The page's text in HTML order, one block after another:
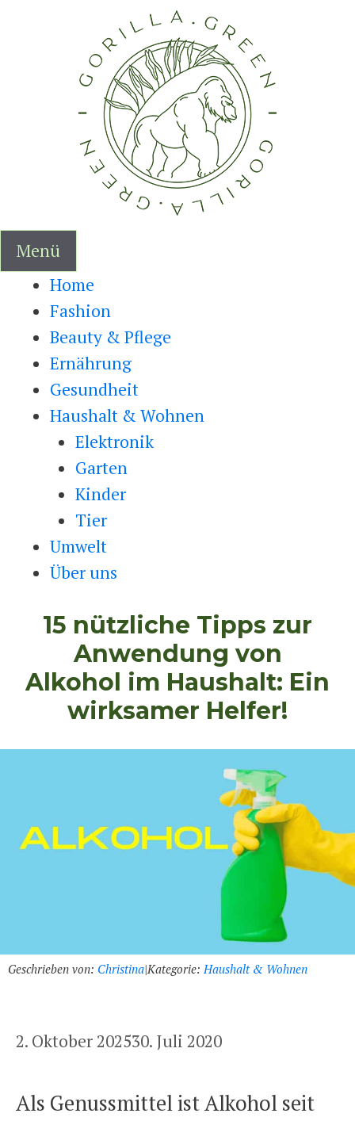
Menü
Home
Fashion
Beauty & Pflege
Ernährung
Gesundheit
Haushalt & Wohnen
Elektronik
Garten
Kinder
Tier
Umwelt
Über uns
15 nützliche Tipps zur
Anwendung von
Alkohol im Haushalt: Ein
wirksamer Helfer!
Geschrieben von: Christina|Kategorie:Haushalt & Wohnen
2. Oktober 202530. Juli 2020
Als Genussmittel ist Alkohol seit